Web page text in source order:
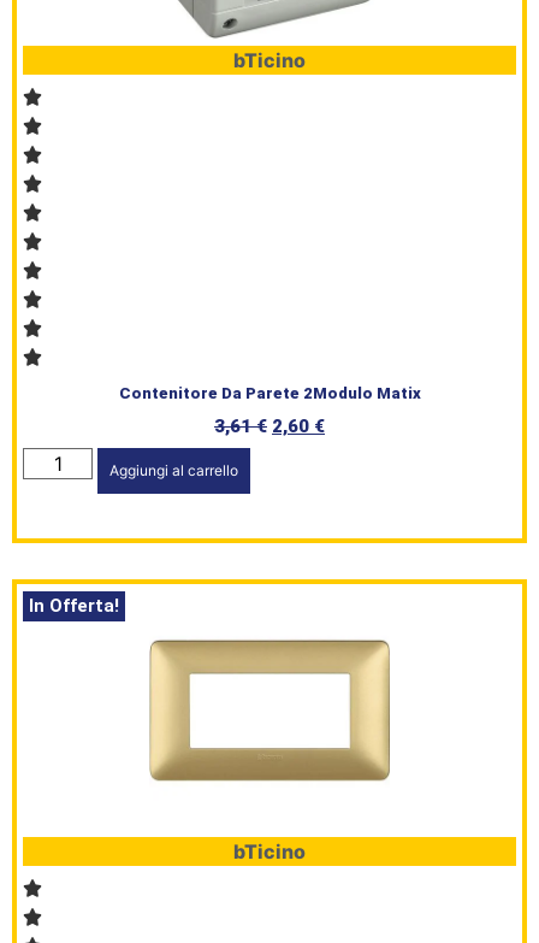
bTicino
Contenitore Da Parete 2Modulo Matix
3,61€ 2,60 €
Aggiungi al carrello
In Offerta!
bTicino